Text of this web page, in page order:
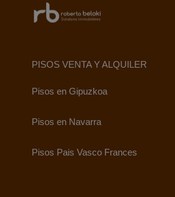
PISOS VENTA Y ALQUILER
Pisos en Gipuzkoa
Pisos en Navarra
Pisos Pais Vasco Frances